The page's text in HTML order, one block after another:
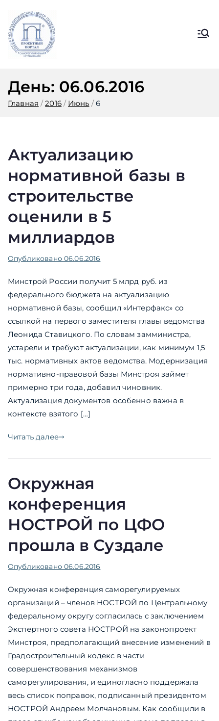
содержимому
ЭАЦП
«Проектный
портал»
День: 06.06.2016
Главная 2016 Июнь 6
Актуализацию
нормативной базы в
строительстве
оценили в 5
миллиардов
Опубликовано 06.06.2016
Минстрой России получит 5 млрд руб. из
федерального бюджета на актуализацию
нормативной базы, сообщил «Интерфакс» со
ссылкой на первого заместителя главы ведомства
Леонида Ставицкого. По словам замминистра,
устарели и требуют актуализации, как минимум 1,5
тыс. нормативных актов ведомства. Модернизация
нормативно-правовой базы Минстроя займет
примерно три года, добавил чиновник.
Актуализация документов особенно важна в
контексте взятого […]
Читать далее
Окружная
конференция
НОСТРОЙ по ЦФО
прошла в Суздале
Опубликовано 06.06.2016
Окружная конференция саморегулируемых
организаций – членов НОСТРОЙ по Центральному
федеральному округу согласилась с заключением
Экспертного совета НОСТРОЙ на законопроект
Минстроя, предполагающий внесение изменений в
Градостроительный кодекс в части
совершенствования механизмов
саморегулирования, и единогласно поддержала
весь список поправок, подписанный президентом
НОСТРОЙ Андреем Молчановым. Как сообщили в